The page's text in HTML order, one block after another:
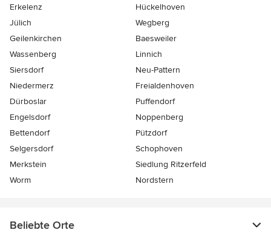
Erkelenz
Hückelhoven
Jülich
Wegberg
Geilenkirchen
Baesweiler
Wassenberg
Linnich
Siersdorf
Neu-Pattern
Niedermerz
Freialdenhoven
Dürboslar
Puffendorf
Engelsdorf
Noppenberg
Bettendorf
Pützdorf
Selgersdorf
Schophoven
Merkstein
Siedlung Ritzerfeld
Worm
Nordstern
Beliebte Orte